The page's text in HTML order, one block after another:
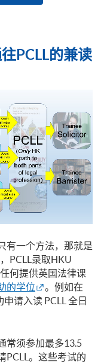
PCLL的兼读
有一个方法，那就是
PCLL录取HKU
何提供英国法律课
的学位
。例如在
请入读 PCLL 全日
常须参加最多13.5
PCLL。这些考试的